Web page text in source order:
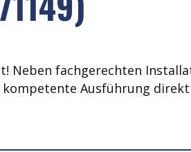
fachgerechten
Ausführung